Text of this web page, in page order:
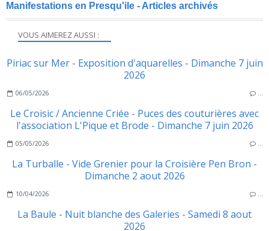
VOUS AIMEREZ AUSSI :
Piriac sur Mer - Exposition d'aquarelles - Dimanche 7 juin
2026
06/05/2026 …
Le Croisic / Ancienne Criée - Puces des couturières avec
l'association L'Pique et Brode - Dimanche 7 juin 2026
05/05/2026 …
La Turballe - Vide Grenier pour la Croisière Pen Bron -
Dimanche 2 aout 2026
10/04/2026 …
La Baule - Nuit blanche des Galeries - Samedi 8 aout
2026
Manifestations en Presqu'ile - Articles archivés